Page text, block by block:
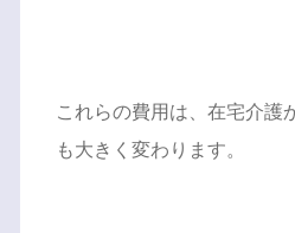
これらの費用は、在宅介護
も大きく変わります。